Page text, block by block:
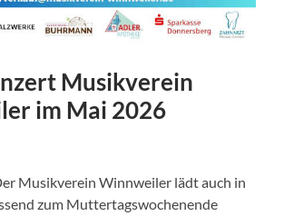
Musikverein
im Mai 2026
Musikverein Winnweiler lädt auch in
zum Muttertagswochenende